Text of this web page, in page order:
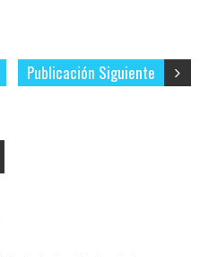
Publicación Siguiente